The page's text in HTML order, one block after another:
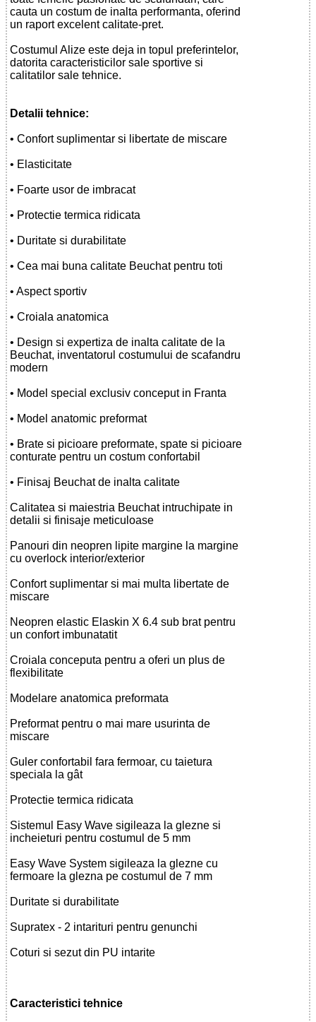
cauta un costum de inalta performanta, oferind
un raport excelent calitate-pret.
Costumul Alize este deja in topul preferintelor,
datorita caracteristicilor sale sportive si
calitatilor sale tehnice.
Detalii tehnice:
• Confort suplimentar si libertate de miscare
• Elasticitate
• Foarte usor de imbracat
• Protectie termica ridicata
• Duritate si durabilitate
• Cea mai buna calitate Beuchat pentru toti
• Aspect sportiv
• Croiala anatomica
• Design si expertiza de inalta calitate de la
Beuchat, inventatorul costumului de scafandru
modern
• Model special exclusiv conceput in Franta
• Model anatomic preformat
• Brate si picioare preformate, spate si picioare
conturate pentru un costum confortabil
• Finisaj Beuchat de inalta calitate
Calitatea si maiestria Beuchat intruchipate in
detalii si finisaje meticuloase
Panouri din neopren lipite margine la margine
cu overlock interior/exterior
Confort suplimentar si mai multa libertate de
miscare
Neopren elastic Elaskin X 6.4 sub brat pentru
un confort imbunatatit
Croiala conceputa pentru a oferi un plus de
flexibilitate
Modelare anatomica preformata
Preformat pentru o mai mare usurinta de
miscare
Guler confortabil fara fermoar, cu taietura
speciala la gât
Protectie termica ridicata
Sistemul Easy Wave sigileaza la glezne si
incheieturi pentru costumul de 5 mm
Easy Wave System sigileaza la glezne cu
fermoare la glezna pe costumul de 7 mm
Duritate si durabilitate
Supratex - 2 intarituri pentru genunchi
Coturi si sezut din PU intarite
Caracteristici tehnice